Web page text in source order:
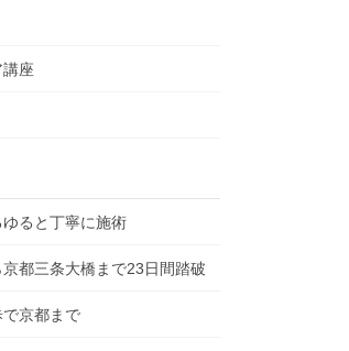
座
ると丁寧に施術
都三条大橋まで23日間踏破
で京都まで